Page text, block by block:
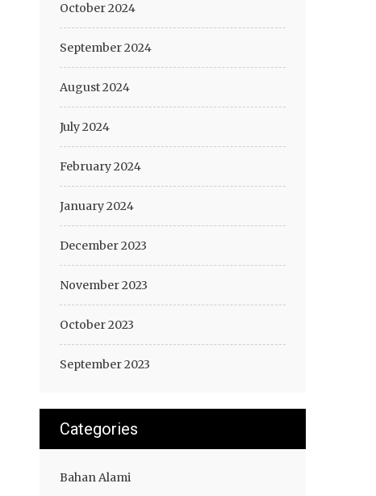
October 2024
September 2024
August 2024
July 2024
February 2024
January 2024
December 2023
November 2023
October 2023
September 2023
Categories
Bahan Alami